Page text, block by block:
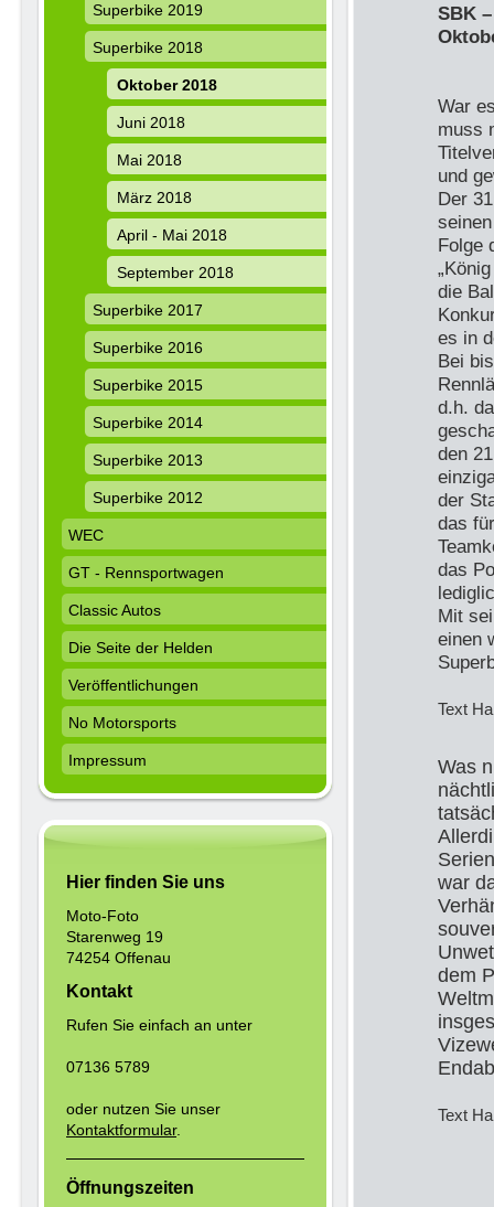
SBK
War
muss
und
Der
Folge
die
es in
Bei
d.h.
den
der
das
das
Mit
einen
Text
Was
war
dem
Text
Superbike 2019
Superbike 2018
Oktober 2018
Juni 2018
Mai 2018
März 2018
April - Mai 2018
September 2018
Superbike 2017
Superbike 2016
Superbike 2015
Superbike 2014
Superbike 2013
Superbike 2012
WEC
GT - Rennsportwagen
Classic Autos
Die Seite der Helden
Veröffentlichungen
No Motorsports
Impressum
Hier finden Sie uns
Moto-Foto
Starenweg 19
74254 Offenau
Kontakt
Rufen Sie einfach an unter
07136 5789
oder nutzen Sie unser
Kontaktformular.
Öffnungszeiten